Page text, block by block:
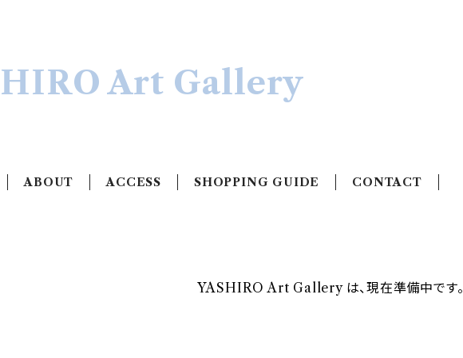
Art Gallery
ABOUT ACCESS SHOPPING GUIDE CONTACT
YASHIRO Art Gallery は、現在準備中です。